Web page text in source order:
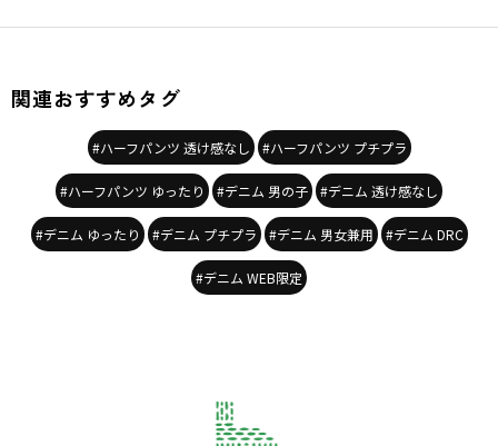
着用イメージ/カラー：サックス
シーズン
／2026春夏
カテゴリ
／ボトムス>ショートパンツ・ハーフパンツ
カラー
／ブルー
性別タイプ
／BOY
商品番号
／16-6241-335
関連おすすめタグ
#ハーフパンツ 透け感なし #ハーフパンツ プチプラ
#ハーフパンツ ゆったり #デニム 男の子 #デニム 透け感なし
#デニム ゆったり #デニム プチプラ #デニム 男女兼用 #デニム DRC
#デニム WEB限定